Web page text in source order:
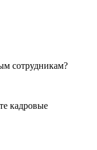
сотрудникам?
кадровые